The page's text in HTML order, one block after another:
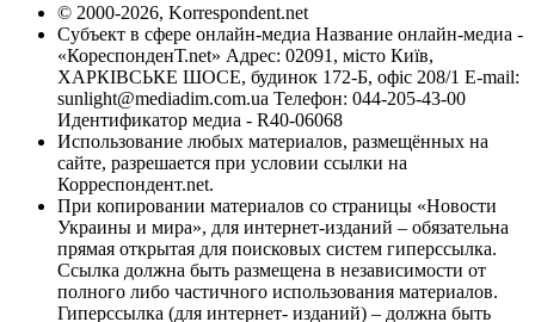
© 2000-2026, Korrespondent.net
Субъект в сфере онлайн-медиа Название онлайн-медиа -
«КореспонденТ.net» Адрес: 02091, місто Київ,
ХАРКІВСЬКЕ ШОСЕ, будинок 172-Б, офіс 208/1 E-mail:
sunlight@mediadim.com.ua Телефон: 044-205-43-00
Идентификатор медиа - R40-06068
Использование любых материалов, размещённых на
сайте, разрешается при условии ссылки на
Корреспондент.net.
При копировании материалов со страницы «Новости
Украины и мира», для интернет-изданий – обязательна
прямая открытая для поисковых систем гиперссылка.
Ссылка должна быть размещена в независимости от
полного либо частичного использования материалов.
Гиперссылка (для интернет- изданий) – должна быть